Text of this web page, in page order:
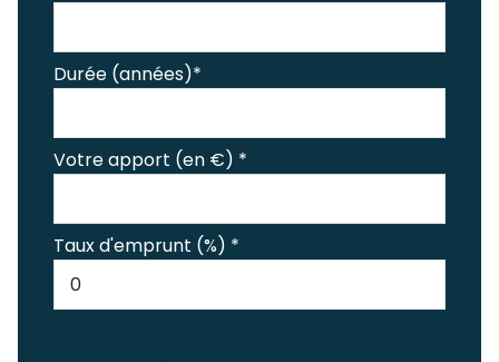
Durée (années)*
Votre apport (en €) *
Taux d'emprunt (%) *